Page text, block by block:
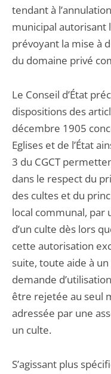
tendant à
municipal autorisant
prévoyant la mise à
du domaine privé
Le Conseil d’État
dispositions des
décembre 1905
Eglises et de l’État
3 du CGCT
dans le respect du
des cultes et du
local communal, par
d’un culte dès lors
cette autorisation
suite, toute aide à
demande
être rejetée au seul
adressée par une
un culte.
S’agissant plus